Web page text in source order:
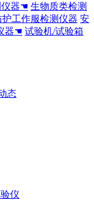
仪器☚ 生物质类检测
护工作服检测仪器 安
器☚ 试验机/试验箱
态
仪